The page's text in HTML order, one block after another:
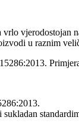
vjerodostojan
u raznim